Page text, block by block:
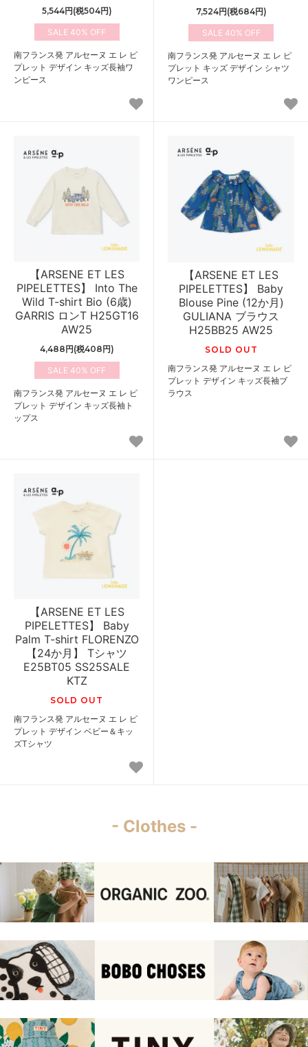
5,544円(税504円)
40%
南フランス発 アルセーヌ エ レ ピ
プレット デザイン キッズ長袖ワ
ンピース
7,524円(税684円)
40%
南フランス発 アルセーヌ エ レ ピ
プレット キッズ デザイン シャツ
ワンピース
【ARSENE ET LES
PIPELETTES】 Into The
Wild T-shirt Bio (6歳)
GARRIS ロンT H25GT16
AW25
4,488円(税408円)
40%
南フランス発 アルセーヌ エ レ ピ
プレット デザイン キッズ長袖ト
ップス
【ARSENE ET LES
PIPELETTES】 Baby
Blouse Pine (12か月)
GULIANA ブラウス
H25BB25 AW25
SOLD OUT
南フランス発 アルセーヌ エ レ ピ
プレット デザイン キッズ長袖ブ
ラウス
【ARSENE ET LES
PIPELETTES】 Baby
Palm T-shirt FLORENZO
【24か月】 Tシャツ
E25BT05 SS25SALE
KTZ
SOLD OUT
南フランス発 アルセーヌ エ レ ピ
プレット デザイン ベビー＆キッ
ズTシャツ
- Clothes -